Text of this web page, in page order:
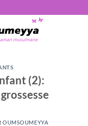
(2):
OUMSOUMEYYA